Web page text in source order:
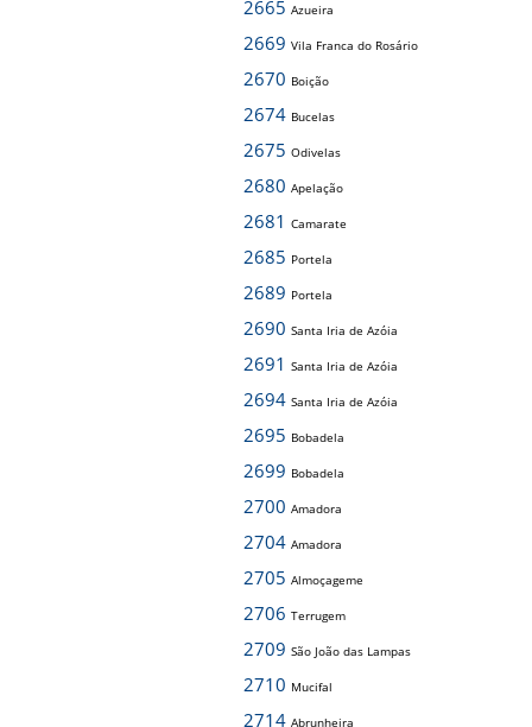
2665 Azueira
2669 Vila Franca do Rosário
2670 Boição
2674 Bucelas
2675 Odivelas
2680 Apelação
2681 Camarate
2685 Portela
2689 Portela
2690 Santa Iria de Azóia
2691 Santa Iria de Azóia
2694 Santa Iria de Azóia
2695 Bobadela
2699 Bobadela
2700 Amadora
2704 Amadora
2705 Almoçageme
2706 Terrugem
2709 São João das Lampas
2710 Mucifal
2714 Abrunheira